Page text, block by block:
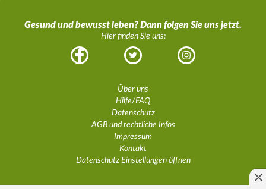
Gesund und bewusst leben? Dann folgen Sie uns jetzt.
Hier finden Sie uns:
Facebook Twitter Instagram
Über uns
Hilfe/FAQ
Datenschutz
AGB und rechtliche Infos
Impressum
Kontakt
Datenschutz Einstellungen öffnen